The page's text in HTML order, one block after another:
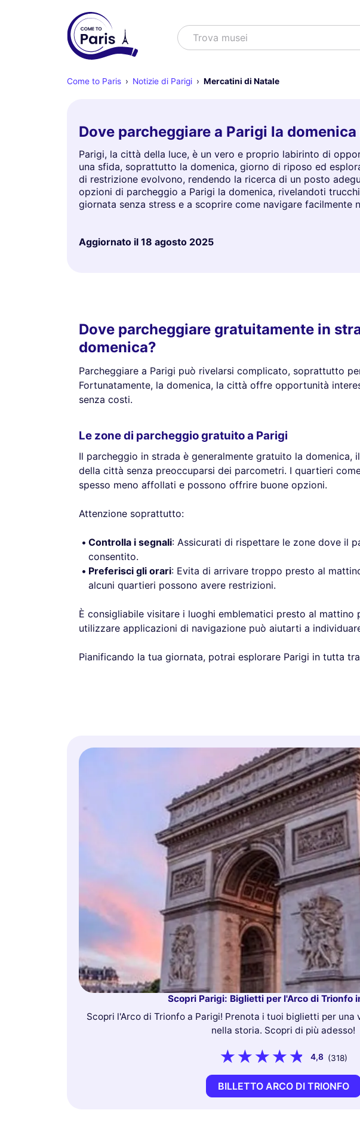
Cercare
Trova muse
Come to Paris Notizie di Parigi Mercatini di Natale
Dove parcheggiare a Parigi la
Parigi, la città della luce, è un vero e proprio labirinto di
una sfida, soprattutto la domenica, giorno di riposo ed
di restrizione evolvono, rendendo la ricerca di un posto
opzioni di parcheggio a Parigi la domenica, rivelandoti
giornata senza stress e a scoprire come navigare facilmente
Aggiornato il 18 agosto 2025
Dove parcheggiare gratuitamente in
domenica?
Parcheggiare a Parigi può rivelarsi complicato, soprattutto
Fortunatamente, la domenica, la città offre opportunità
senza costi.
Le zone di parcheggio gratuito a Parigi
Il parcheggio in strada è generalmente gratuito la domenica,
della città senza preoccuparsi dei parcometri. I quartieri come
spesso meno affollati e possono offrire buone opzioni.
Attenzione soprattutto:
Controlla i segnali: Assicurati di rispettare le zone dove il
consentito.
Preferisci gli orari: Evita di arrivare troppo presto al
alcuni quartieri possono avere restrizioni.
È consigliabile visitare i luoghi emblematici presto al mattino
utilizzare applicazioni di navigazione può aiutarti a
Pianificando la tua giornata, potrai esplorare Parigi in tutta
Scopri Parigi: Biglietti per l'Arco di Trionfo
Scopri l'Arco di Trionfo a Parigi! Prenota i tuoi biglietti per una
nella storia. Scopri di più adesso!
4,8 (318)
BILLETTO ARCO DI TRIONFO